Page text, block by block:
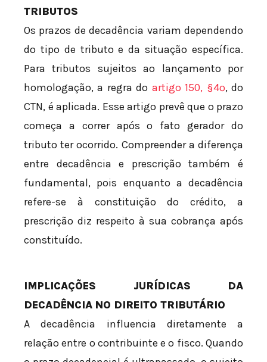
TRIBUTOS
Os prazos de decadência variam dependendo
do tipo de tributo e da situação específica.
Para tributos sujeitos ao lançamento por
homologação, a regra do artigo 150, §4º, do
CTN, é aplicada. Esse artigo prevê que o prazo
começa a correr após o fato gerador do
tributo ter ocorrido. Compreender a diferença
entre decadência e prescrição também é
fundamental, pois enquanto a decadência
refere-se à constituição do crédito, a
prescrição diz respeito à sua cobrança após
constituído.
IMPLICAÇÕES JURÍDICAS DA
DECADÊNCIA NO DIREITO TRIBUTÁRIO
A decadência influencia diretamente a
relação entre o contribuinte e o fisco. Quando